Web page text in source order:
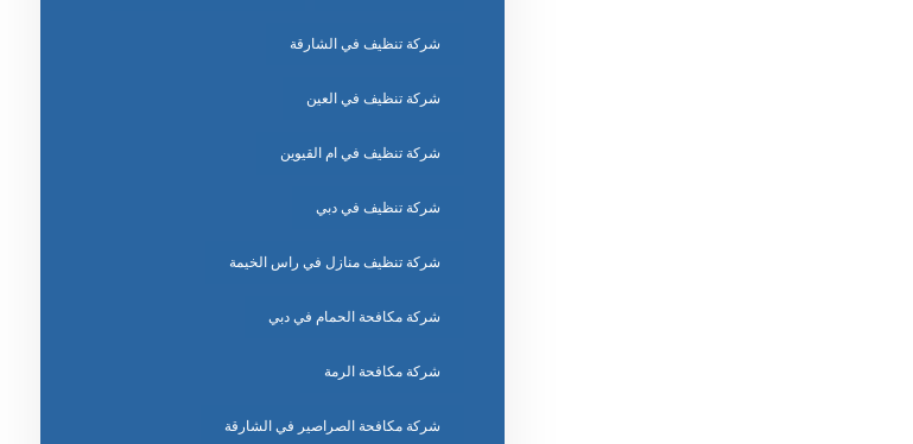
شركة تنظيف في الشارقة
شركة تنظيف في العين
شركة تنظيف في ام القيوين
شركة تنظيف في دبي
شركة تنظيف منازل في راس الخيمة
شركة مكافحة الحمام في دبي
شركة مكافحة الرمة
شركة مكافحة الصراصير في الشارقة